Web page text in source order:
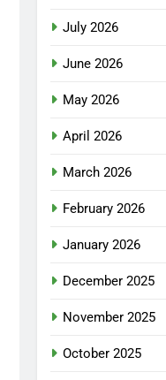
July 2026
June 2026
May 2026
April 2026
March 2026
February 2026
January 2026
December 2025
November 2025
October 2025